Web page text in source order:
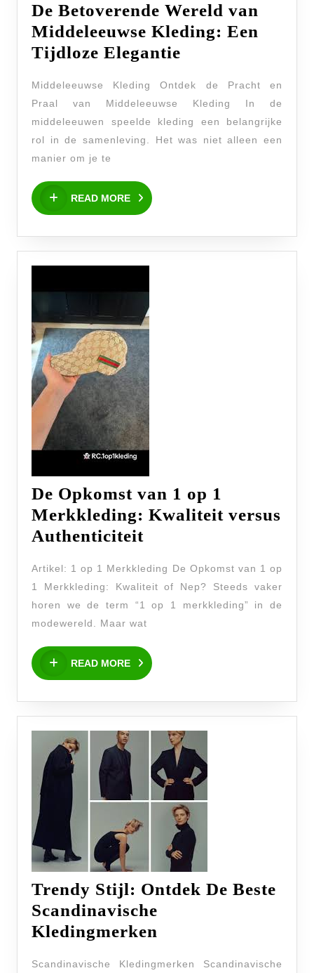
De Betoverende Wereld van
Middeleeuwse Kleding: Een
Tijdloze Elegantie
Wereld
Middeleeuwse
Middeleeuwse Kleding Ontdek de Pracht en
Praal van Middeleeuwse Kleding In de
middeleeuwen speelde kleding een belangrijke
rol in de samenleving. Het was niet alleen een
manier om je te
READ MORE
READ
MORE
De Opkomst van 1 op 1
Merkkleding: Kwaliteit versus
Authenticiteit
van
op
Merkkleding:
Kwaliteit
versus
Artikel: 1 op 1 Merkkleding De Opkomst van 1 op
1 Merkkleding: Kwaliteit of Nep? Steeds vaker
horen we de term “1 op 1 merkkleding” in de
modewereld. Maar wat
READ MORE
READ
MORE
Trendy Stijl: Ontdek De Beste
Scandinavische
Kledingmerken
Scandinavische Kledingmerken Scandinavische